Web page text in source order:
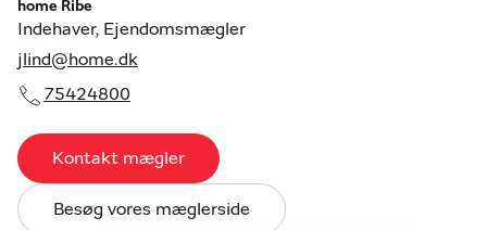
home Ribe
Indehaver, Ejendomsmægler
jlind@home.dk
75424800
Kontakt mægler
Besøg vores mæglerside